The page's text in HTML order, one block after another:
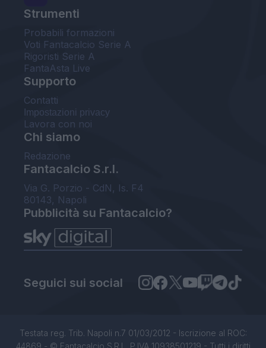
Strumenti
Probabili formazioni
Voti Fantacalcio Serie A
Rigoristi Serie A
FantaAsta Live
Supporto
Contatti
Impostazioni privacy
Lavora con noi
Chi siamo
Redazione
Fantacalcio S.r.l.
Via G. Porzio - CdN, Is. F4
80143, Napoli
Pubblicità su Fantacalcio?
Seguici sui social
Testata reg. Trib. Napoli n.7 01/03/2012 - Iscrizione al ROC:
44869 - © Fantacalcio S.R.L. P.IVA 10938501219 - Tutti i diritti